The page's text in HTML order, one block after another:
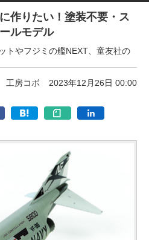
作りたい！塗装不要・ス
ルモデル
トやフジミの艦NEXT、童友社の
工房コボ 2023年12月26日 00:00